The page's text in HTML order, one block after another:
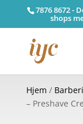
7876 8672 -
shops
Hjem /
– Preshave